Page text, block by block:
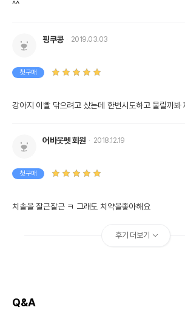
^^
핑쿠콩 2019.03.03
첫구매
강아지 이빨 닦으려고 샀는데 한번시도하고 물릴까봐
어바웃펫 회원 2018.12.19
첫구매
치솔을 잘근잘근 ㅋ 그래도 치약을좋아해요
후기 더보기
Q&A